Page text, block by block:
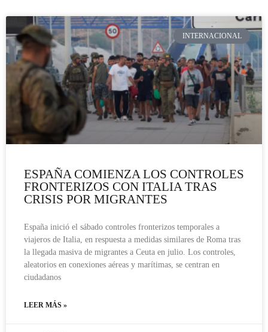
INTERNACIONAL
ESPAÑA COMIENZA LOS CONTROLES
FRONTERIZOS CON ITALIA TRAS
CRISIS POR MIGRANTES
España inició el sábado controles fronterizos temporales a
viajeros de Italia, en respuesta a medidas similares de Roma tras
la llegada masiva de migrantes a Ceuta en julio. Los controles,
aleatorios en conexiones aéreas y marítimas, se centran en
ciudadanos
LEER MÁS »